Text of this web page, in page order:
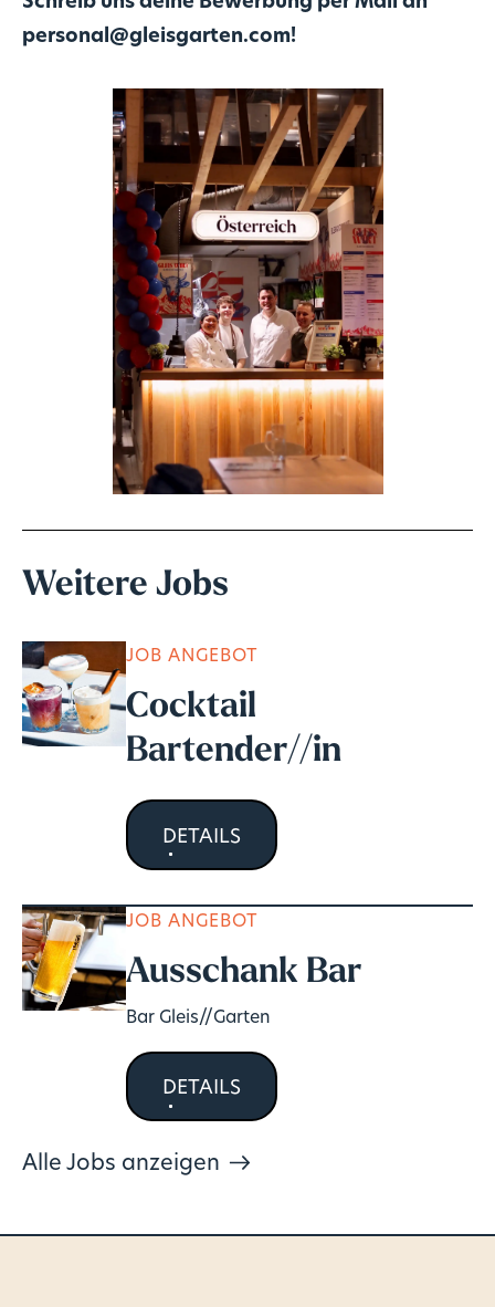
personal@gleisgarten.com!
Weitere Jobs
JOB ANGEBOT
Cocktail
Bartender//in
DETAILS
JOB ANGEBOT
Ausschank Bar
Bar Gleis//Garten
DETAILS
Alle Jobs anzeigen